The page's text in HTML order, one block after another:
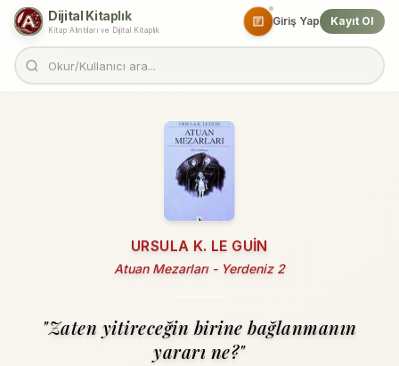
Dijital Kitaplık
Kitap Alıntıları ve Dijital Kitaplık
Giriş Yap Kayıt Ol
URSULA K. LE GUIN
Atuan Mezarları - Yerdeniz 2
"Zaten yitireceğin birine bağlanmanın
yararı ne?"